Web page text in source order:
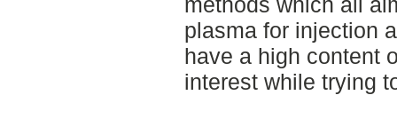
plasma for injection
have a high content
interest while trying